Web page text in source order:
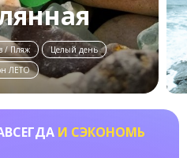
/ Пляж
Целый день
ЛЕТО
И СЭКОНОМЬ